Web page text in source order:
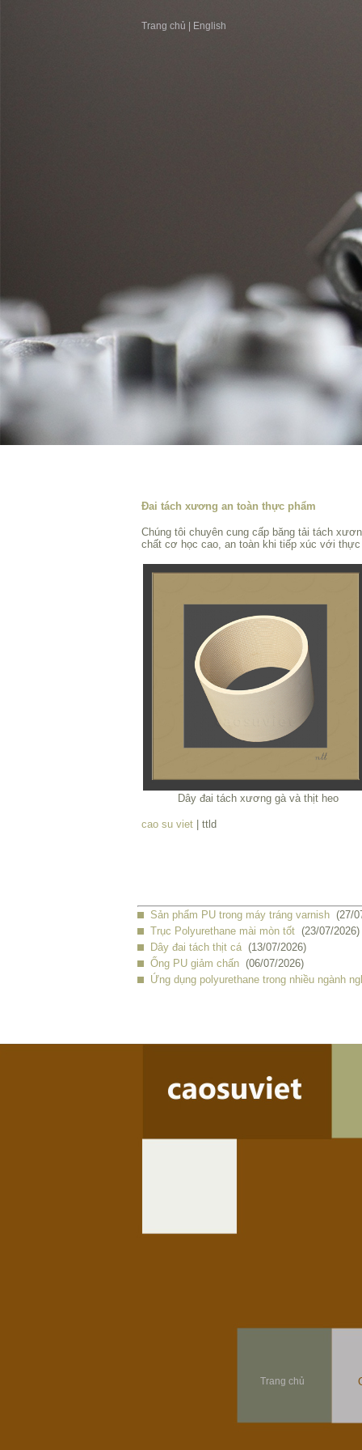
Trang chủ English
Đai tách xương an toàn thực phẩm
Chúng tôi chuyên cung cấp băng tải tách
chất cơ học cao, an toàn khi tiếp xúc với thực
Dây đai tách xương gà và thịt heo
cao su viet | ttld
Sản phẩm PU trong máy tráng varnish (27/
Trục Polyurethane mài mòn tốt (23/07/2026)
Dây đai tách thịt cá (13/07/2026)
Ống PU giảm chấn (06/07/2026)
Ứng dụng polyurethane trong nhiều ngành
Trang chủ